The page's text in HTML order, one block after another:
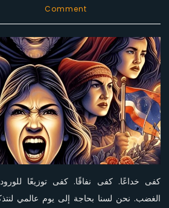
Commenton
إلى
من
يحتفل
بيوم
المرأة:
كفاكم
نفاقًا،
نحن
غاضبات
كفى خداعًا. كفى نفاقًا. كفى توزيعًا
الغضب. نحن لسنا بحاجة إلى يوم عالمي